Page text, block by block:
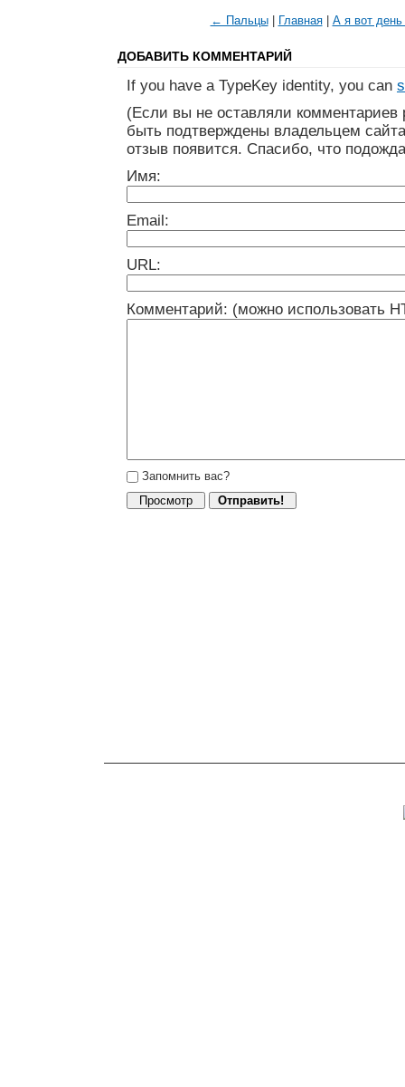
← Пальцы| Главная| А я вот
ДОБАВИТЬ КОММЕНТАРИЙ
If you have a TypeKey identity, you can
(Если вы не оставляли
быть подтверждены владельцем
отзыв появится. Спасибо, что
Имя:
Email:
URL:
Комментарий: (можно использовать
Запомнить вас?